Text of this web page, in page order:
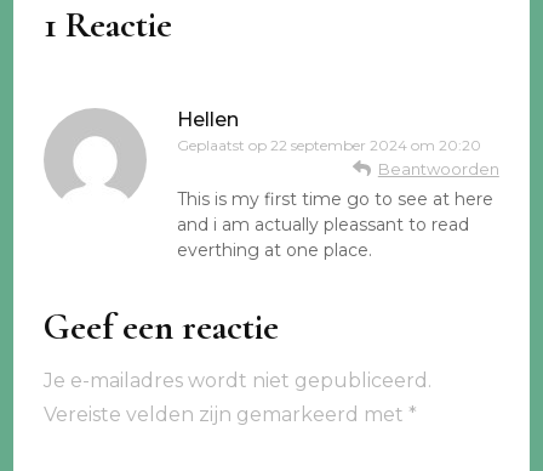
1 Reactie
Hellen
Geplaatst op 22 september 2024 om 20:20
Beantwoorden
This is my first time go to see at here
and i am actually pleassant to read
everthing at one place.
Geef een reactie
Je e-mailadres wordt niet gepubliceerd.
Vereiste velden zijn gemarkeerd met *